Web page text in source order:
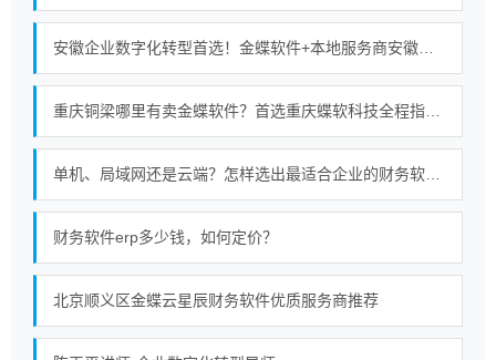
财务软件erp多少钱，如何定价？
北京顺义区金蝶云星辰财务软件优质服务商推荐